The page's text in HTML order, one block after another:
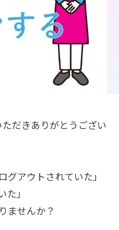
だきありがとうござい
グアウトされていた」
」
ませんか？